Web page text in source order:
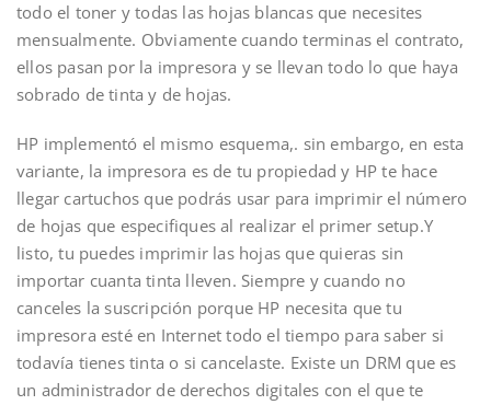
todo el toner y todas las hojas blancas que necesites
mensualmente. Obviamente cuando terminas el contrato,
ellos pasan por la impresora y se llevan todo lo que haya
sobrado de tinta y de hojas.
HP implementó el mismo esquema,. sin embargo, en esta
variante, la impresora es de tu propiedad y HP te hace
llegar cartuchos que podrás usar para imprimir el número
de hojas que especifiques al realizar el primer setup.Y
listo, tu puedes imprimir las hojas que quieras sin
importar cuanta tinta lleven. Siempre y cuando no
canceles la suscripción porque HP necesita que tu
impresora esté en Internet todo el tiempo para saber si
todavía tienes tinta o si cancelaste. Existe un DRM que es
un administrador de derechos digitales con el que te